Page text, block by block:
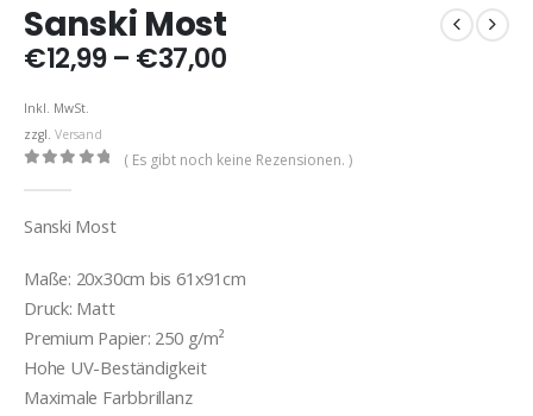
Sanski Most
€12,99 – €37,00Preisspanne:
Inkl. MwSt.
zzgl. Versand
( Es gibt noch keine Rezensionen. )
Sanski Most
Maße: 20x30cm bis 61x91cm
Druck: Matt
Premium Papier: 250 g/m²
Hohe UV-Beständigkeit
Maximale Farbbrillanz